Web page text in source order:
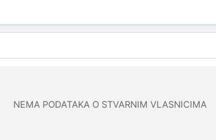
NEMA PODATAKA O STVARNIM VLASNICIMA